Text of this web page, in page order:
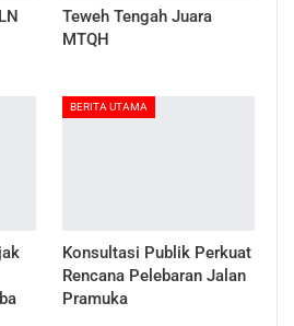
Teweh Tengah Juara
MTQH
BERITA UTAMA
Konsultasi Publik Perkuat
Rencana Pelebaran Jalan
Pramuka